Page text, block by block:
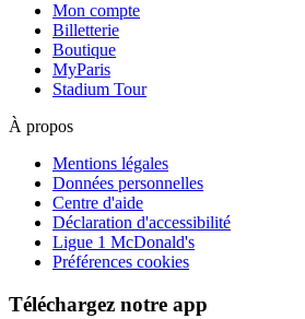
Mon compte
Billetterie
Boutique
MyParis
Stadium Tour
À propos
Mentions légales
Données personnelles
Centre d'aide
Déclaration d'accessibilité
Ligue 1 McDonald's
Préférences cookies
Téléchargez notre app